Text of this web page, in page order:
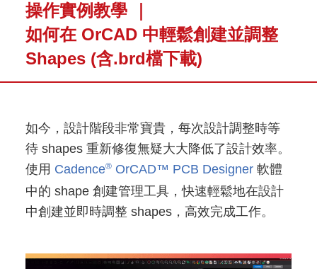
操作實例教學 ｜
如何在 OrCAD 中輕鬆創建並調整
Shapes (含.brd檔下載)
如今，設計階段非常寶貴，每次設計調整時等
待 shapes 重新修復無疑大大降低了設計效率。
使用 Cadence®OrCAD™ PCB Designer軟體
中的 shape 創建管理工具，快速輕鬆地在設計
中創建並即時調整 shapes，高效完成工作。